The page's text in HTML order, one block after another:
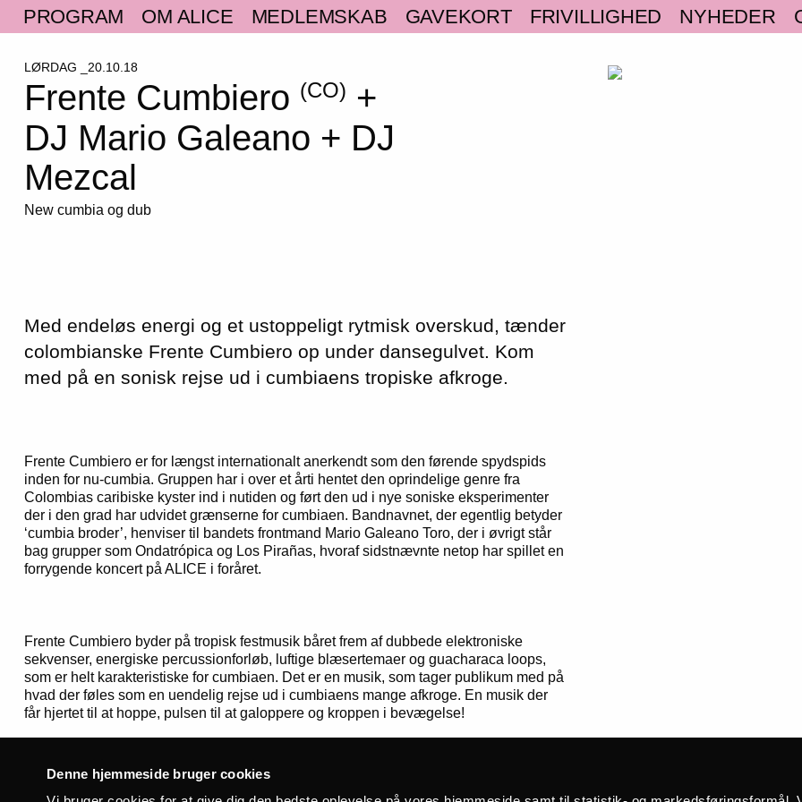
Denne hjemmeside bruger cookies
PROGRAM OM ALICE MEDLEMSKAB GAVEKORT FRIVILLIGHED NYHEDER
LØRDAG _20.10.18
Frente Cumbiero (CO) +
DJ Mario Galeano + DJ
Mezcal
New cumbia og dub
Med endeløs energi og et ustoppeligt rytmisk overskud, tænder
colombianske Frente Cumbiero op under dansegulvet. Kom
med på en sonisk rejse ud i cumbiaens tropiske afkroge.
Frente Cumbiero er for længst internationalt anerkendt som den førende spydspids
inden for nu-cumbia. Gruppen har i over et årti hentet den oprindelige genre fra
Colombias caribiske kyster ind i nutiden og ført den ud i nye soniske eksperimenter
der i den grad har udvidet grænserne for cumbiaen. Bandnavnet, der egentlig betyder
‘cumbia broder’, henviser til bandets frontmand Mario Galeano Toro, der i øvrigt står
bag grupper som Ondatrópica og Los Pirañas, hvoraf sidstnævnte netop har spillet en
forrygende koncert på ALICE i foråret.
Frente Cumbiero byder på tropisk festmusik båret frem af dubbede elektroniske
sekvenser, energiske percussionforløb, luftige blæsertemaer og guacharaca loops,
som er helt karakteristiske for cumbiaen. Det er en musik, som tager publikum med på
hvad der føles som en uendelig rejse ud i cumbiaens mange afkroge. En musik der
får hjertet til at hoppe, pulsen til at galoppere og kroppen i bevægelse!
Ud over at have spillet opsigtsvækkende koncerter på bl.a. New Yorks Museum of